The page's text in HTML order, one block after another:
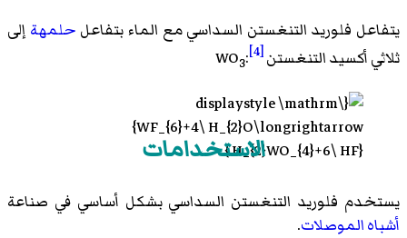
يتفاعل فلوريد التنغستن السداسي مع الماء بتفاعل حلمهة إلى
ثلاثي أكسيد التنغستن
3:[4]
الاستخدامات
يستخدم فلوريد التنغستن السداسي بشكل أساسي في صناعة
أشباه الموصلات.